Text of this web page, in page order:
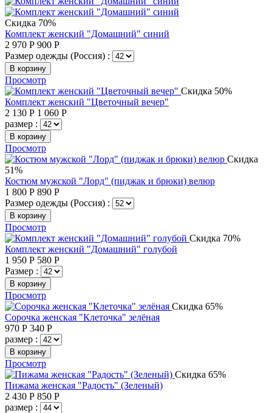
Скидка 70%
Комплект женский "Домашний" синий
2 970 Р 900 Р
Размер одежды (Россия) :
В корзину
Просмотр
Скидка 50%
Комплект женский "Цветочный вечер"
2 130 Р 1 060 Р
размер :
В корзину
Просмотр
Скидка
51%
Костюм мужской "Лорд" (пиджак и брюки) велюр
1 800 Р 890 Р
Размер одежды (Россия) :
В корзину
Просмотр
Скидка 70%
Комплект женский "Домашний" голубой
1 950 Р 580 Р
Размер :
В корзину
Просмотр
Скидка 65%
Сорочка женская "Клеточка" зелёная
970 Р 340 Р
размер :
В корзину
Просмотр
Скидка 65%
Пижама женская "Радость" (Зеленый)
2 430 Р 850 Р
размер :